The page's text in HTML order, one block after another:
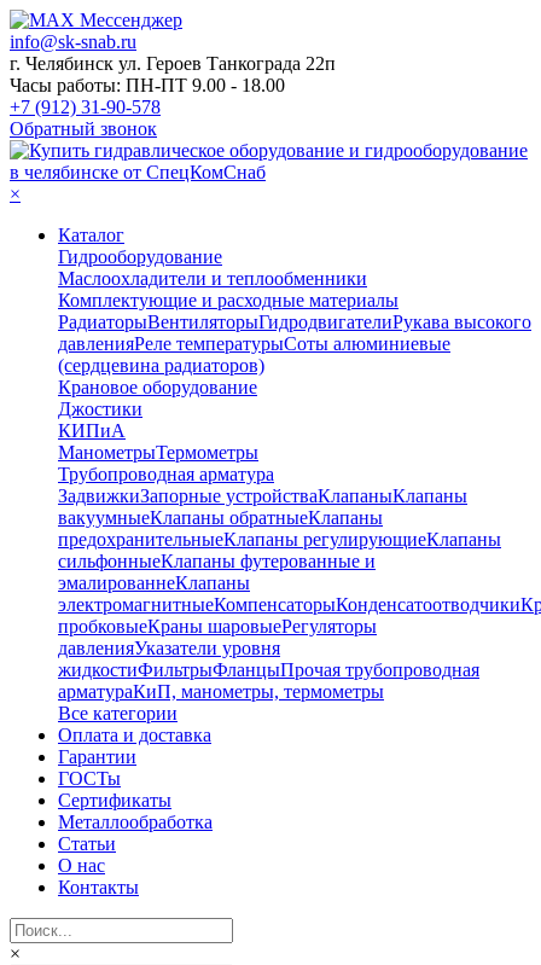
info@sk-snab.ru
г. Челябинск ул. Героев Танкограда 22п
Часы работы: ПН-ПТ 9.00 - 18.00
+7 (912) 31-90-578
Обратный звонок
×
Каталог
Гидрооборудование
Маслоохладители и теплообменники
Комплектующие и расходные материалы
РадиаторыВентиляторыГидродвигателиРукава высокого
давленияРеле температурыСоты алюминиевые
(сердцевина радиаторов)
Крановое оборудование
Джостики
КИПиА
МанометрыТермометры
Трубопроводная арматура
ЗадвижкиЗапорные устройстваКлапаныКлапаны
вакуумныеКлапаны обратныеКлапаны
предохранительныеКлапаны регулирующиеКлапаны
сильфонныеКлапаны футерованные и
эмалированнеКлапаны
электромагнитныеКомпенсаторыКонденсатоотводчики
пробковыеКраны шаровыеРегуляторы
давленияУказатели уровня
жидкостиФильтрыФланцыПрочая трубопроводная
арматураКиП, манометры, термометры
Все категории
Оплата и доставка
Гарантии
ГОСТы
Сертификаты
Металлообработка
Статьи
О нас
Контакты
×